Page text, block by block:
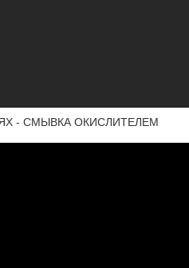
- СМЫВКА ОКИСЛИТЕЛЕМ